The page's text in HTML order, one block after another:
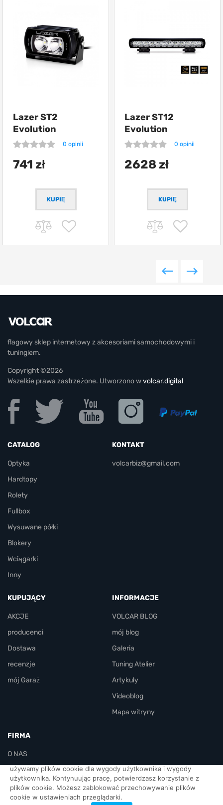
używamy plików cookie dla wygody użytkownika i wygody
użytkownika. Kontynuując pracę, potwierdzasz korzystanie z
plików cookie. Możesz zablokować przechowywanie plików
cookie w ustawieniach przeglądarki.
Lazer ST2
Evolution
0 opinii
741 zł
Lazer ST12
Evolution
0 opinii
2628 zł
flagowy sklep internetowy z akcesoriami samochodowymi i
tuningiem.
Copyright ©2026
Wszelkie prawa zastrzeżone. Utworzono wvolcar.digital
CATALOG
Optyka
Hardtopy
Rolety
Fullbox
Wysuwane półki
Blokery
Wciągarki
Inny
KONTAKT
volcarbiz@gmail.com
KUPUJĄCY
AKCJE
producenci
Dostawa
recenzje
mój Garaż
INFORMACJE
VOLCAR BLOG
mój blog
Galeria
Tuning Atelier
Artykuły
Videoblog
Mapa witryny
FIRMA
O NAS
KONTAKT
urzędnicy